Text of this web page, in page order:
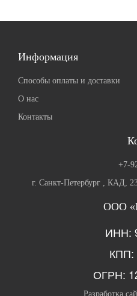
Информация
Способы оплаты и доставки
О нас
Контакты
+7-
г. Санкт-Петербург , КАД,
ООО
ИНН:
КПП:
ОГРН:
Разработка